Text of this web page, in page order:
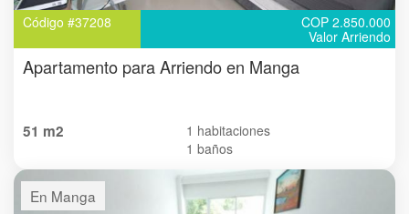
Código #37208
COP 2.850.000
Valor Arriendo
Apartamento para Arriendo en Manga
51 m2
1 habitaciones
1 baños
En Manga